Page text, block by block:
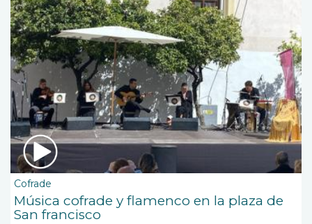
Cofrade
Música cofrade y flamenco en la plaza de
San francisco